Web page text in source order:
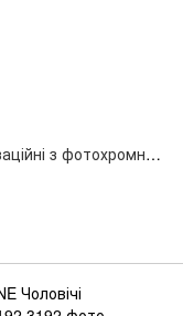
Сонцезахисні окуляри Чоловічі Поляризаційні з фотохромною лінзою M&J сірий 1726-1